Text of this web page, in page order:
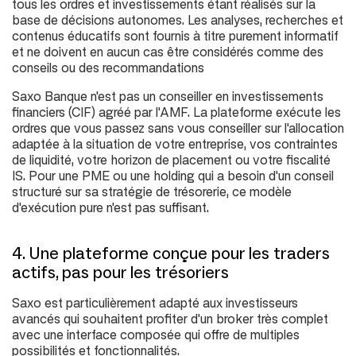
tous les ordres et investissements étant réalisés sur la
base de décisions autonomes. Les analyses, recherches et
contenus éducatifs sont fournis à titre purement informatif
et ne doivent en aucun cas être considérés comme des
conseils ou des recommandations
Saxo Banque n'est pas un conseiller en investissements
financiers (CIF) agréé par l'AMF. La plateforme exécute les
ordres que vous passez sans vous conseiller sur l'allocation
adaptée à la situation de votre entreprise, vos contraintes
de liquidité, votre horizon de placement ou votre fiscalité
IS. Pour une PME ou une holding qui a besoin d'un conseil
structuré sur sa stratégie de trésorerie, ce modèle
d'exécution pure n'est pas suffisant.
4. Une plateforme conçue pour les traders
actifs, pas pour les trésoriers
Saxo est particulièrement adapté aux investisseurs
avancés qui souhaitent profiter d'un broker très complet
avec une interface composée qui offre de multiples
possibilités et fonctionnalités.